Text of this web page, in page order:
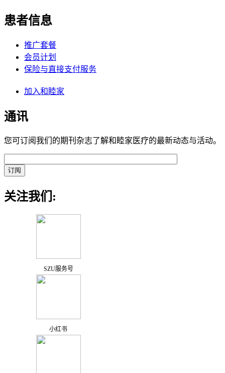
患者信息
推广套餐
会员计划
保险与直接支付服务
加入和睦家
通讯
您可订阅我们的期刊杂志了解和睦家医疗的最新动态与活动。
关注我们:
SZU服务号
小红书